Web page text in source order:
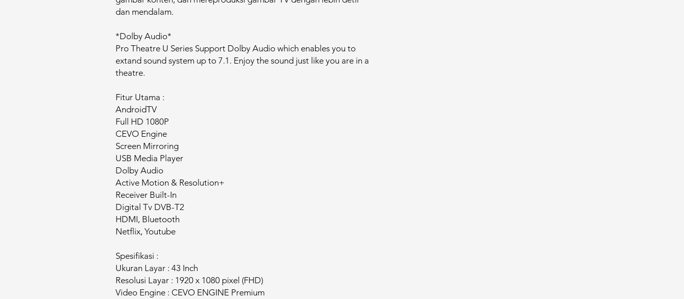
dan mendalam.
*Dolby Audio*
Pro Theatre U Series Support Dolby Audio which enables you to
extand sound system up to 7.1. Enjoy the sound just like you are in a
theatre.
Fitur Utama :
AndroidTV
Full HD 1080P
CEVO Engine
Screen Mirroring
USB Media Player
Dolby Audio
Active Motion & Resolution+
Receiver Built-In
Digital Tv DVB-T2
HDMI, Bluetooth
Netflix, Youtube
Spesifikasi :
Ukuran Layar : 43 Inch
Resolusi Layar : 1920 x 1080 pixel (FHD)
Video Engine : CEVO ENGINE Premium